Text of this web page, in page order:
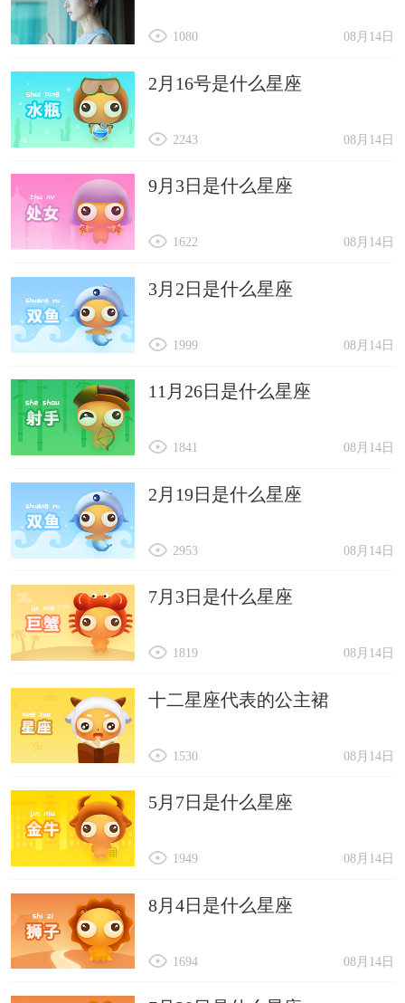
08月14日
1080
2月16号是什么星座
08月14日
2243
9月3日是什么星座
08月14日
1622
3月2日是什么星座
08月14日
1999
11月26日是什么星座
08月14日
1841
2月19日是什么星座
08月14日
2953
7月3日是什么星座
08月14日
1819
十二星座代表的公主裙
08月14日
1530
5月7日是什么星座
08月14日
1949
8月4日是什么星座
08月14日
1694